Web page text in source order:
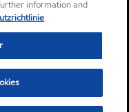
information and